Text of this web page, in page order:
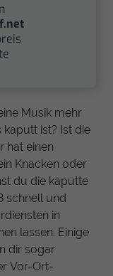
Musik mehr
ist? Ist die
hat einen
Knacken oder
du die kaputte
schnell und
in
lassen. Einige
dir sogar
Vor-Ort-